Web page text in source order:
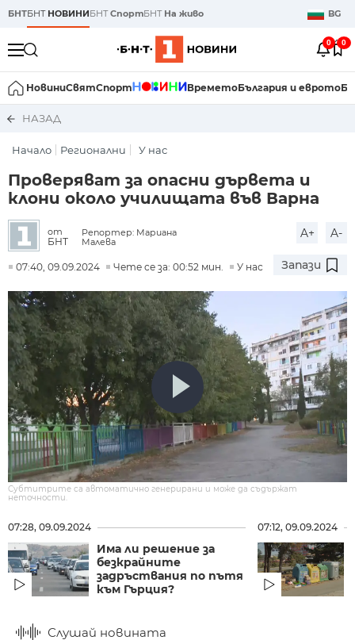
БНТБНТ НОВИНИБНТСпортБНТ На живо BG
0 0
НовиниСвятСпорт ВреметоБългария и еврото
НАЗАД
Начало Регионални У нас
Проверяват за опасни дървета и
клони около училищата във Варна
от
БНТ
Репортер: Мариана
Малева
A+ A-
07:40, 09.09.2024 Чете се за: 00:52 мин. У нас Запази
Субтитрите са автоматично генерирани и може да съдържат
неточности.
07:28, 09.09.2024
Има ли решение за
безкрайните
задръствания по пътя
към Гърция?
07:12, 09.09.2024
Слушай новината